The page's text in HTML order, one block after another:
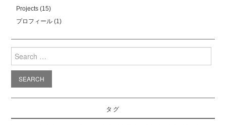
Projects (15)
プロフィール (1)
for:
タグ